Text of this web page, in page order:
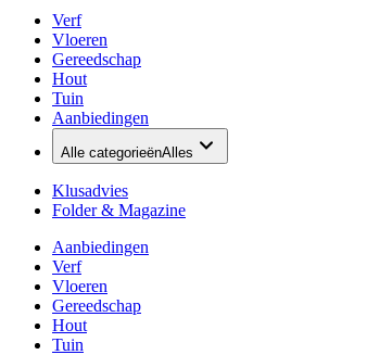
Verf
Vloeren
Gereedschap
Hout
Tuin
Aanbiedingen
Alle categorieënAlles
Klusadvies
Folder & Magazine
Aanbiedingen
Verf
Vloeren
Gereedschap
Hout
Tuin